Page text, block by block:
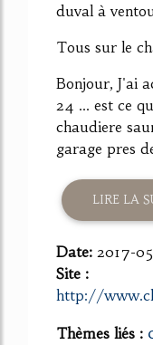
duval à
Tous sur le
Bonjour, J'ai
24 ... est ce
chaudiere
garage pres
LIRE LA
Date: 2017-
Site :
http://
Thèmes liés :